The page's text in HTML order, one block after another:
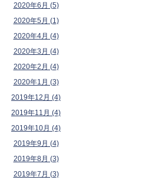
2020年6月 (5)
2020年5月 (1)
2020年4月 (4)
2020年3月 (4)
2020年2月 (4)
2020年1月 (3)
2019年12月 (4)
2019年11月 (4)
2019年10月 (4)
2019年9月 (4)
2019年8月 (3)
2019年7月 (3)